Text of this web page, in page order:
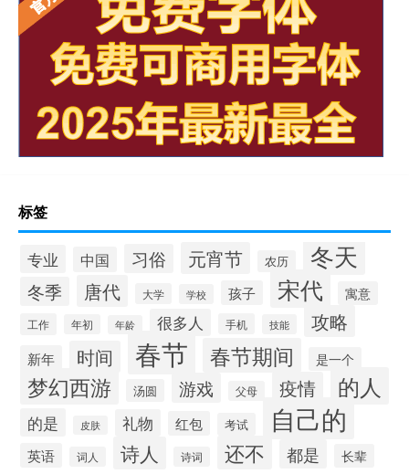
标签
专业 中国 习俗 元宵节 农历 冬天
冬季 唐代 大学 学校 孩子 宋代 寓意
工作 年初 年龄 很多人 手机 技能 攻略
新年 时间 春节 春节期间 是一个
梦幻西游 汤圆 游戏 父母 疫情 的人
的是 皮肤 礼物 红包 考试 自己的
英语 词人 诗人 诗词 还不 都是 长辈